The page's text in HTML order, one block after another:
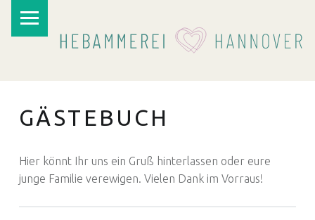
GÄSTEBUCH
Hier könnt Ihr uns ein Gruß hinterlassen oder eure
junge Familie verewigen. Vielen Dank im Vorraus!